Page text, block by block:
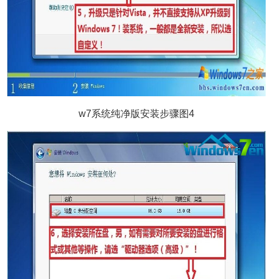
w7系统纯净版安装步骤图4